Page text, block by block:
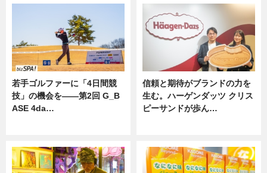
若手ゴルファーに「4日間競
技」の機会を——第2回 G_B
ASE 4da…
信頼と期待がブランドの力を
生む。ハーゲンダッツ クリス
ピーサンドが歩ん…